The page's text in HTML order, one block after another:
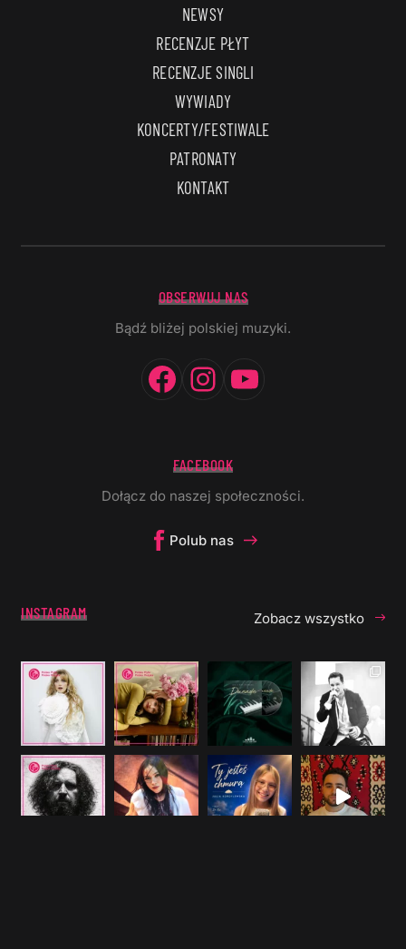
NEWSY
RECENZJE PŁYT
RECENZJE SINGLI
WYWIADY
KONCERTY/FESTIWALE
PATRONATY
KONTAKT
OBSERWUJ NAS
Bądź bliżej polskiej muzyki.
Facebook
Instagram
FACEBOOK
Dołącz do naszej społeczności.
Polub nas
INSTAGRAM Zobacz wszystko